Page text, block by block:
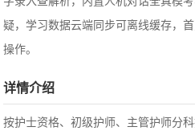
疑，学习数据云端同步可离线缓存，
操作。
详情介绍
按护士资格、初级护师、主管护师分